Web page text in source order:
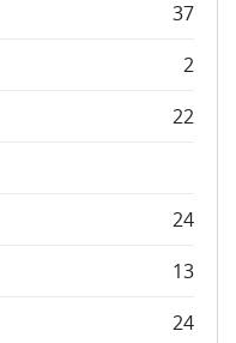
37
2
22
24
13
24